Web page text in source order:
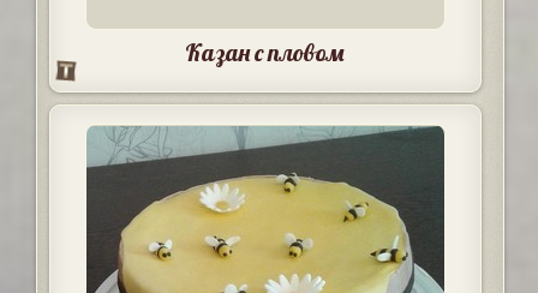
Казан с пловом